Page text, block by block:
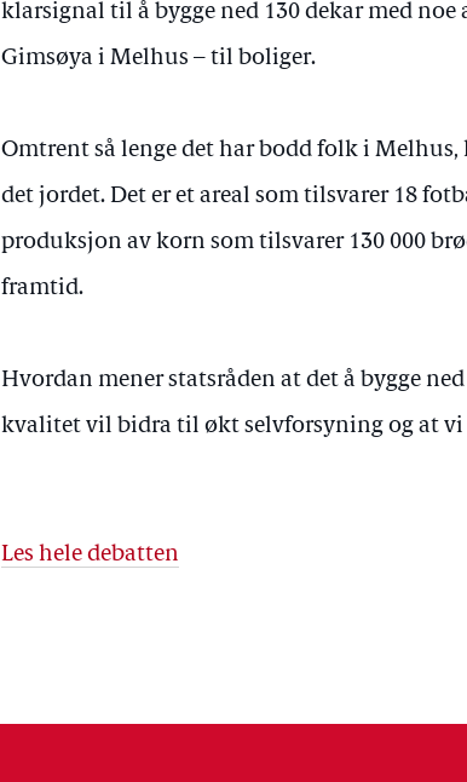
klarsignal til å bygge ned 130 dekar med noe
Gimsøya i Melhus – til boliger.
Omtrent så lenge det har bodd folk i
det jordet. Det er et areal som tilsvarer 18
produksjon av korn som tilsvarer 130 000
framtid.
Hvordan mener statsråden at det å bygge
kvalitet vil bidra til økt selvforsyning og at vi
Les hele debatten